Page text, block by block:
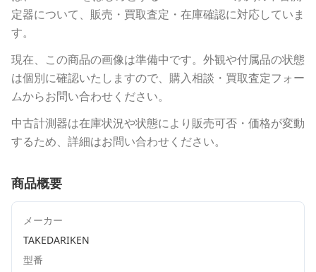
定器について、販売・買取査定・在庫確認に対応していま
す。
現在、この商品の画像は準備中です。外観や付属品の状態
は個別に確認いたしますので、購入相談・買取査定フォー
ムからお問い合わせください。
中古計測器は在庫状況や状態により販売可否・価格が変動
するため、詳細はお問い合わせください。
商品概要
メーカー
TAKEDARIKEN
型番